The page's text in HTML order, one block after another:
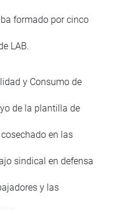
formado por cinco
LAB.
y Consumo de
de la plantilla de
en las
sindical en defensa
y las